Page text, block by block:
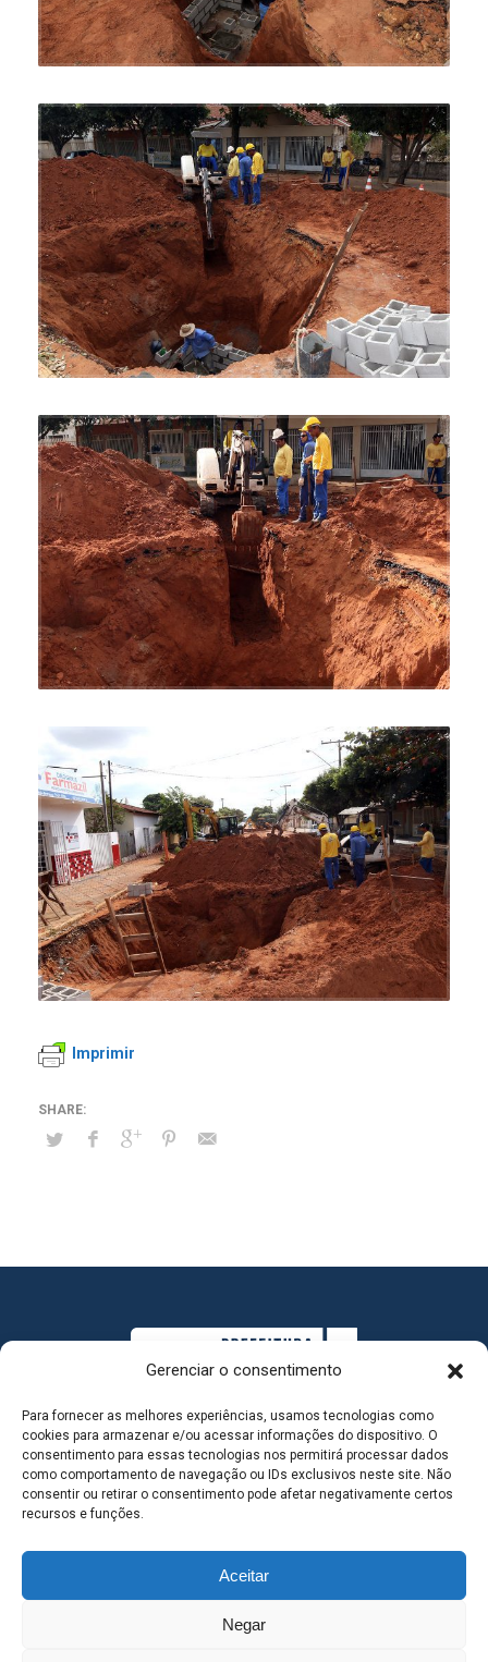
Gerenciar o consentimento
Para fornecer as melhores experiências, usamos tecnologias como
cookies para armazenar e/ou acessar informações do dispositivo. O
consentimento para essas tecnologias nos permitirá processar dados
como comportamento de navegação ou IDs exclusivos neste site. Não
consentir ou retirar o consentimento pode afetar negativamente certos
recursos e funções.
Aceitar
Negar
Imprimir
MAPA DO SITE
SEDE DO ADMINISTRATIVO MUNICIPAL - Avenida